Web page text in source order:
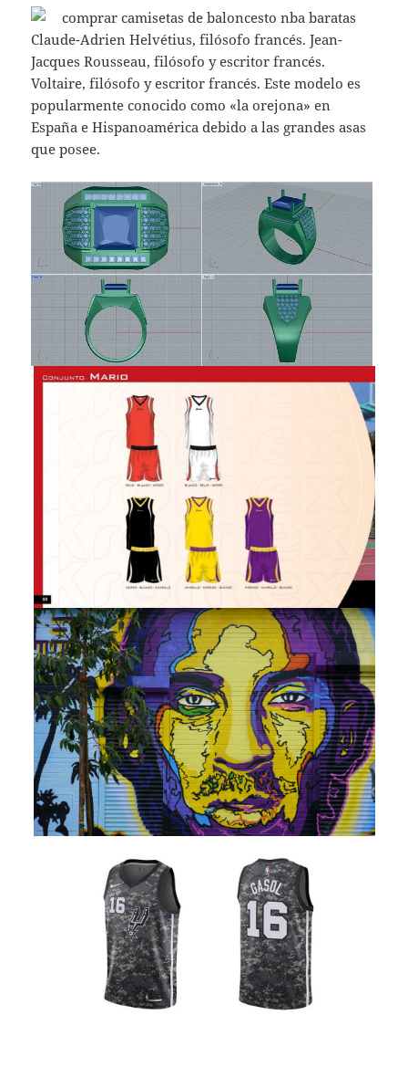
Claude-Adrien Helvétius, filósofo francés. Jean-
Jacques Rousseau, filósofo y escritor francés.
Voltaire, filósofo y escritor francés. Este modelo es
popularmente conocido como «la orejona» en
España e Hispanoamérica debido a las grandes asas
que posee.